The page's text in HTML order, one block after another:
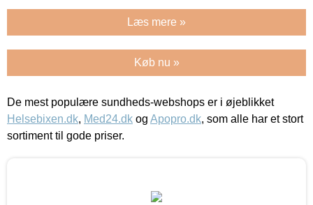
Læs mere »
Køb nu »
De mest populære sundheds-webshops er i øjeblikket
Helsebixen.dk, Med24.dk og Apopro.dk, som alle har et stort
sortiment til gode priser.